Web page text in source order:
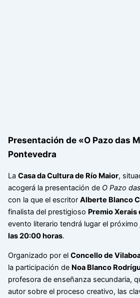
Presentación de «O Pazo das
Pontevedra
La Casa da Cultura de Río Maior,
acogerá la presentación de O Pazo
con la que el escritor Alberte Blanco
finalista del prestigioso Premio Xerais
evento literario tendrá lugar el próximo
las 20:00 horas.
Organizado por el Concello de
la participación de Noa Blanco
profesora de enseñanza secundaria,
autor sobre el proceso creativo, las